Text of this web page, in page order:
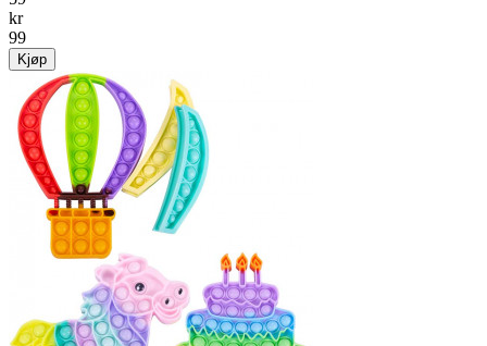
kr
99
Kjøp